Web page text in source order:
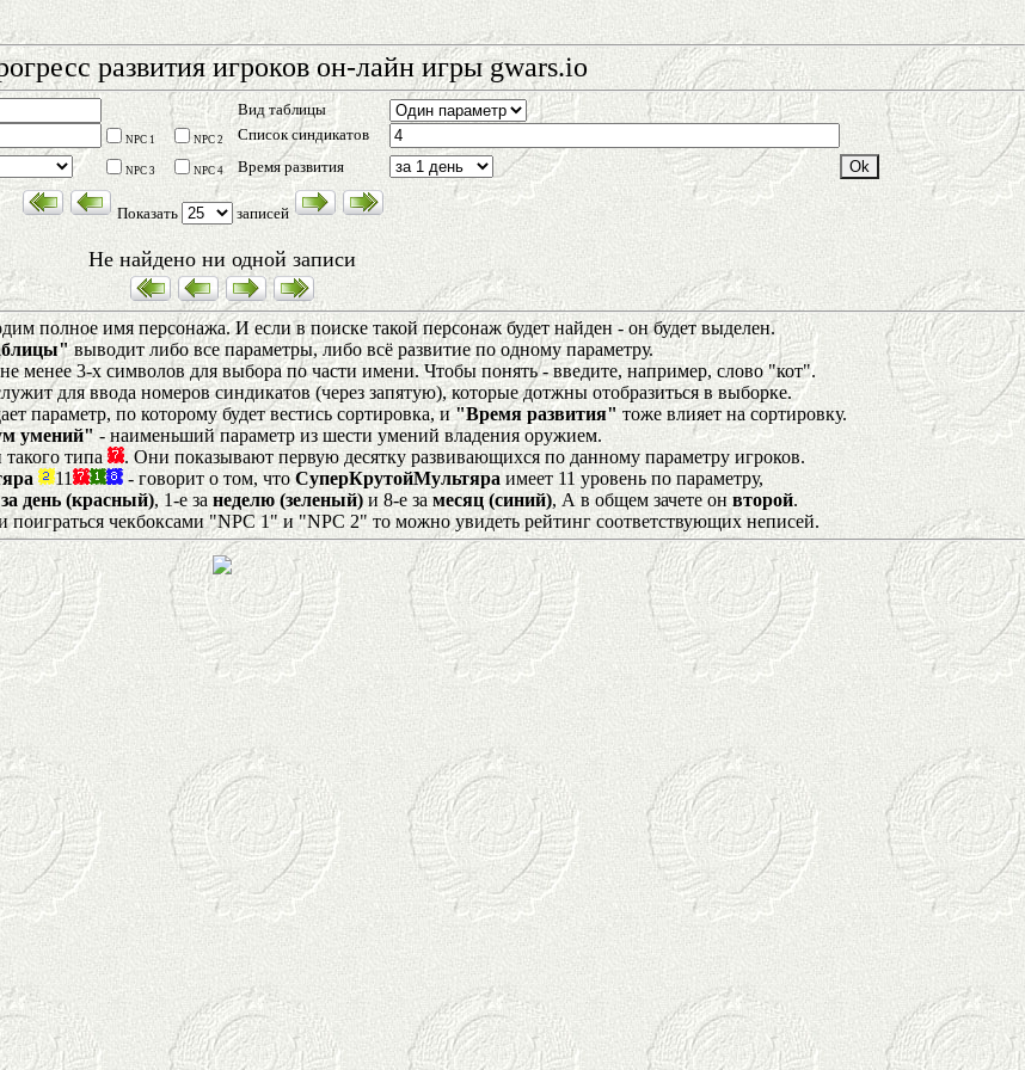
развития игроков он-лайн игры gwars.io
Вид таблицы
NPC 1 NPC 2
Список синдикатов
NPC 3 NPC 4 Время развития
Показать записей
Не найдено ни одной записи
полное имя персонажа. И если в поиске такой персонаж будет найден - он будет выделен.
выводит либо все параметры, либо всё развитие по одному параметру.
менее 3-х символов для выбора по части имени. Чтобы понять - введите, например, слово "кот".
для ввода номеров синдикатов (через запятую), которые дотжны отобразиться в выборке.
параметр, по которому будет вестись сортировка, и"Время развития"тоже влияет на сортировку.
умений" - наименьший параметр из шести умений владения оружием.
типа
. Они показывают первую десятку развивающихся по данному параметру игроков.
11 - говорит о том, что СуперКрутойМультяра имеет 11 уровень по параметру,
за день (красный), 1-е за неделю (зеленый) и 8-е за месяц (синий), А в общем зачете он второй.
поиграться чекбоксами "NPC 1" и "NPC 2" то можно увидеть рейтинг соответствующих неписей.